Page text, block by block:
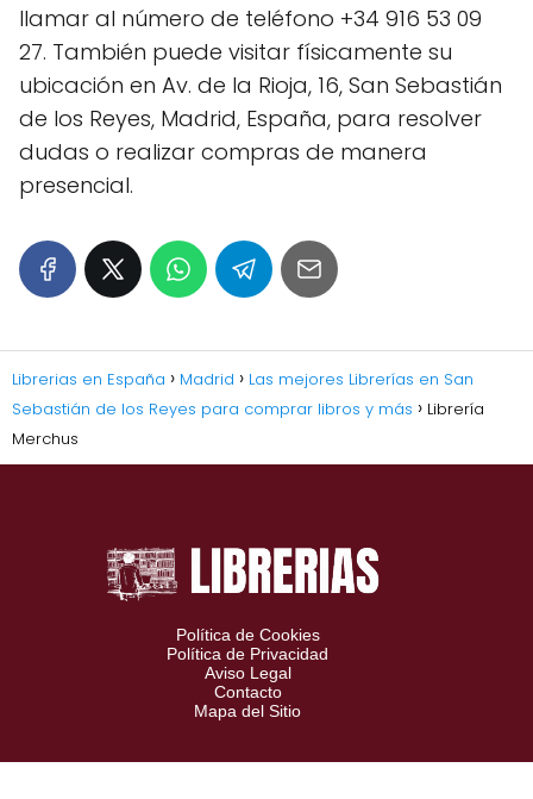
llamar al número de teléfono +34 916 53 09
27. También puede visitar físicamente su
ubicación en Av. de la Rioja, 16, San Sebastián
de los Reyes, Madrid, España, para resolver
dudas o realizar compras de manera
presencial.
Librerias en España Madrid
Las mejores Librerías en San
Sebastián de los Reyes para comprar libros y más
Librería
Merchus
Política de Cookies
Política de Privacidad
Aviso Legal
Contacto
Mapa del Sitio